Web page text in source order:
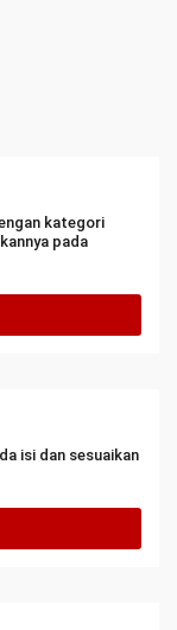
kategori
pada
isi dan sesuaikan